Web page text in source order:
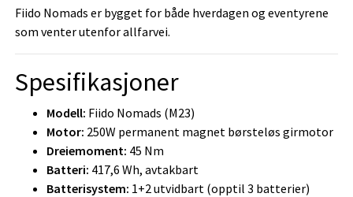
Fiido Nomads er bygget for både hverdagen og eventyrene
som venter utenfor allfarvei.
Spesifikasjoner
Modell: Fiido Nomads (M23)
Motor: 250W permanent magnet børsteløs girmotor
Dreiemoment: 45 Nm
Batteri: 417,6 Wh, avtakbart
Batterisystem: 1+2 utvidbart (opptil 3 batterier)